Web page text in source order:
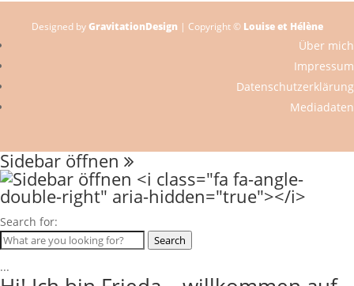
Designed byGravitationDesign | Copyright © Louise et Hélène
Über mich
Impressum
Datenschutzerklärung
Mediadaten
Sidebar öffnen
Search for:
Search
...